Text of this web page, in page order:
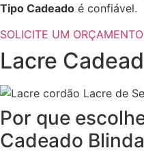
Tipo Cadeado é confiável.
SOLICITE UM
Lacre
Por que
Cadeado